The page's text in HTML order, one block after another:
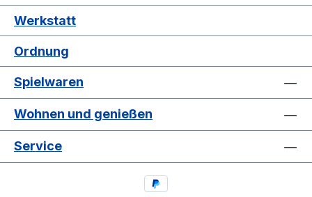
Werkstatt
Ordnung
Spielwaren
Wohnen und genießen
Service